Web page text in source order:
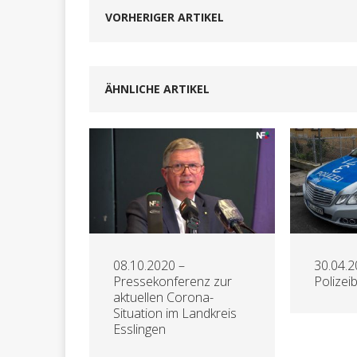
VORHERIGER ARTIKEL
ÄHNLICHE ARTIKEL
08.10.2020 –
Pressekonferenz zur
aktuellen Corona-
Situation im Landkreis
Esslingen